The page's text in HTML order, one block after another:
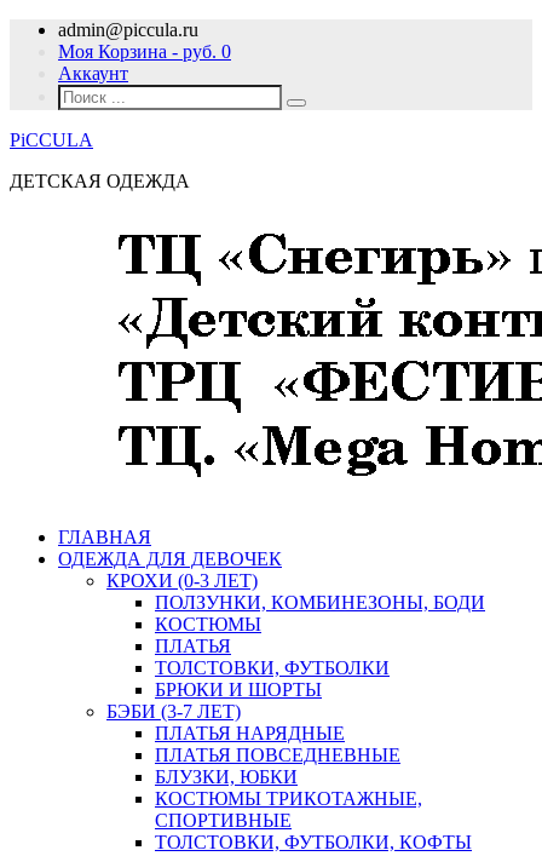
admin@piccula.ru
Моя Корзина - руб. 0
Аккаунт
PiCCULA
ДЕТСКАЯ ОДЕЖДА
ГЛАВНАЯ
ОДЕЖДА ДЛЯ ДЕВОЧЕК
КРОХИ (0-3 ЛЕТ)
ПОЛЗУНКИ, КОМБИНЕЗОНЫ, БОДИ
КОСТЮМЫ
ПЛАТЬЯ
ТОЛСТОВКИ, ФУТБОЛКИ
БРЮКИ И ШОРТЫ
БЭБИ (3-7 ЛЕТ)
ПЛАТЬЯ НАРЯДНЫЕ
ПЛАТЬЯ ПОВСЕДНЕВНЫЕ
БЛУЗКИ, ЮБКИ
КОСТЮМЫ ТРИКОТАЖНЫЕ,
СПОРТИВНЫЕ
ТОЛСТОВКИ, ФУТБОЛКИ, КОФТЫ